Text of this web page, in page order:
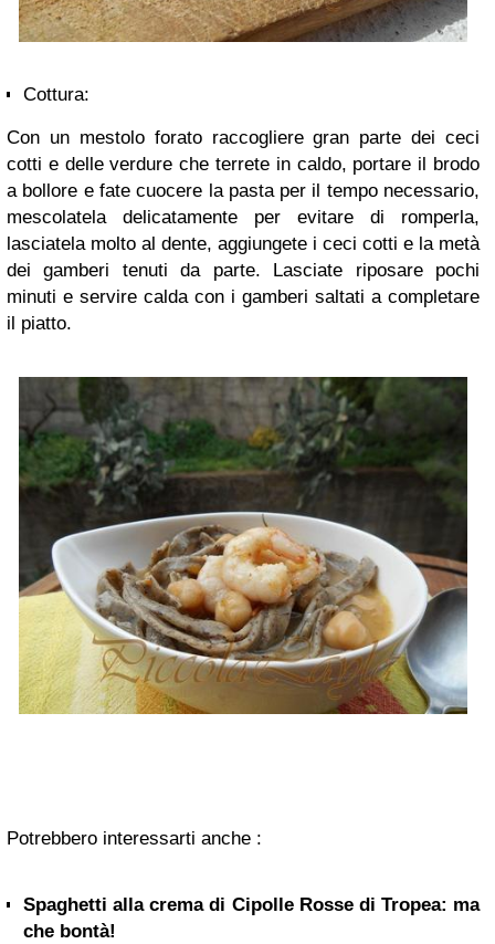
Cottura:
Con un mestolo forato raccogliere gran parte dei ceci
cotti e delle verdure che terrete in caldo, portare il brodo
a bollore e fate cuocere la pasta per il tempo necessario,
mescolatela delicatamente per evitare di romperla,
lasciatela molto al dente, aggiungete i ceci cotti e la metà
dei gamberi tenuti da parte. Lasciate riposare pochi
minuti e servire calda con i gamberi saltati a completare
il piatto.
Potrebbero interessarti anche :
Spaghetti alla crema di Cipolle Rosse di Tropea: ma
che bontà!